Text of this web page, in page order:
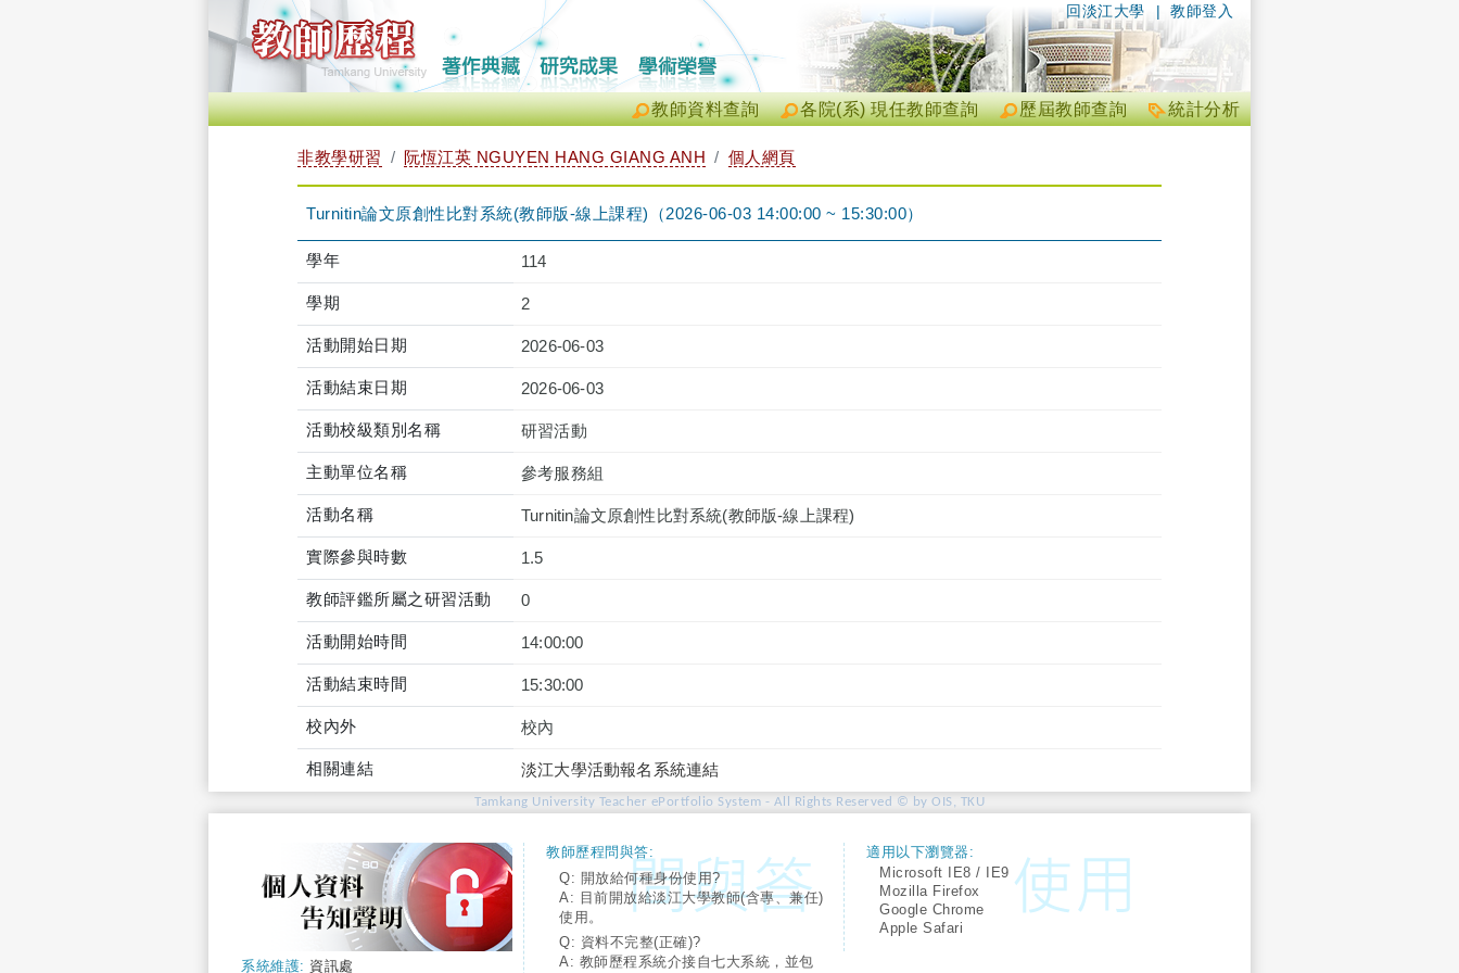
| 教師登入
回淡江大學
統計分析
歷屆教師查詢
各院(系) 現任教師查詢
教師資料查詢
非教學研習 阮恆江英 NGUYEN HANG GIANG ANH 個人網頁
Turnitin論文原創性比對系統(教師版-線上課程)（2026-06-03 14:00:00 ~ 15:30:00）
學年 114
學期 2
活動開始日期 2026-06-03
活動結束日期 2026-06-03
活動校級類別名稱 研習活動
主動單位名稱 參考服務組
活動名稱 Turnitin論文原創性比對系統(教師版-線上課程)
實際參與時數 1.5
教師評鑑所屬之研習活動 0
活動開始時間 14:00:00
活動結束時間 15:30:00
校內外 校內
相關連結 淡江大學活動報名系統連結
Tamkang University Teacher ePortfolio System - All Rights Reserved © by OIS, TKU
系統維護: 資訊處
教師歷程問與答:
Q: 開放給何種身份使用?
A: 目前開放給淡江大學教師(含專、兼任)
使用。
Q: 資料不完整(正確)?
A: 教師歷程系統介接自七大系統，並包
適用以下瀏覽器:
Microsoft IE8 / IE9
Mozilla Firefox
Google Chrome
Apple Safari